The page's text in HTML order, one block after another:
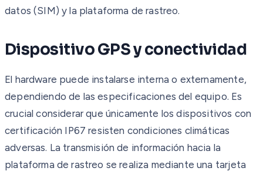
datos (SIM) y la plataforma de rastreo.
Dispositivo GPS y conectividad
El hardware puede instalarse interna o externamente,
dependiendo de las especificaciones del equipo. Es
crucial considerar que únicamente los dispositivos con
certificación IP67 resisten condiciones climáticas
adversas. La transmisión de información hacia la
plataforma de rastreo se realiza mediante una tarjeta